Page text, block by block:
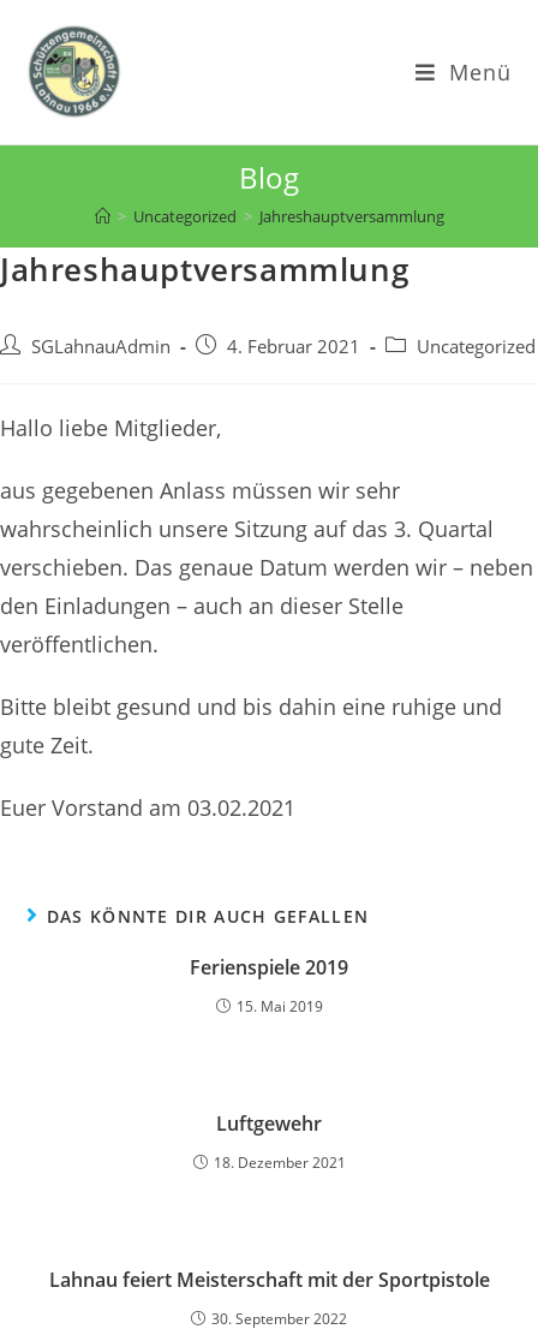
Inhalt
springen
Menü
Blog
> Uncategorized > Jahreshauptversammlung
Jahreshauptversammlung
Beitrags-
SGLahnauAdmin
Beitrag4. Februar 2021
Beitrags-
Uncategorized
Hallo liebe Mitglieder,
aus gegebenen Anlass müssen wir sehr
wahrscheinlich unsere Sitzung auf das 3. Quartal
verschieben. Das genaue Datum werden wir – neben
den Einladungen – auch an dieser Stelle
veröffentlichen.
Bitte bleibt gesund und bis dahin eine ruhige und
gute Zeit.
Euer Vorstand am 03.02.2021
DAS KÖNNTE DIR AUCH GEFALLEN
Ferienspiele 2019
15. Mai 2019
Luftgewehr
18. Dezember 2021
Lahnau feiert Meisterschaft mit der Sportpistole
30. September 2022